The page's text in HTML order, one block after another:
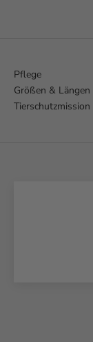
Pflege
Größen & Längen
Tierschutzmission